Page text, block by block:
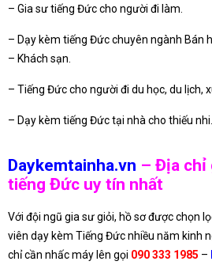
– Gia sư tiếng Đức cho người đi làm.
– Dạy kèm tiếng Đức chuyên ngành Bán
– Khách sạn.
– Tiếng Đức cho người đi du học, du lịch,
– Dạy kèm tiếng Đức tại nhà cho thiếu nhi.
Daykemtainha.vn – Địa chỉ
tiếng Đức uy tín nhất
Với đội ngũ gia sư giỏi, hồ sơ được chọn
viên dạy kèm Tiếng Đức nhiều năm kinh
chỉ cần nhấc máy lên gọi 090 333 1985 –